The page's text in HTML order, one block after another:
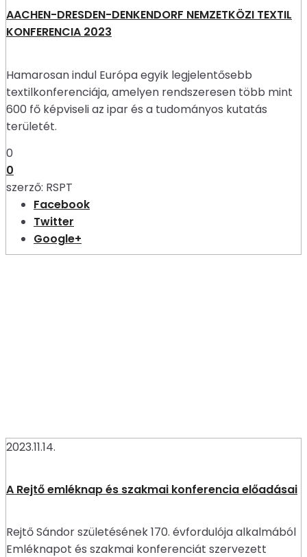
AACHEN-DRESDEN-DENKENDORF NEMZETKÖZI TEXTIL
KONFERENCIA 2023
Hamarosan indul Európa egyik legjelentősebb
textilkonferenciája, amelyen rendszeresen több mint
600 fő képviseli az ipar és a tudományos kutatás
területét.
0
0
szerző: RSPT
Facebook
Twitter
Google+
2023.11.14.
A Rejtő emléknap és szakmai konferencia előadásai
Rejtő Sándor születésének 170. évfordulója alkalmából
Emléknapot és szakmai konferenciát szervezett